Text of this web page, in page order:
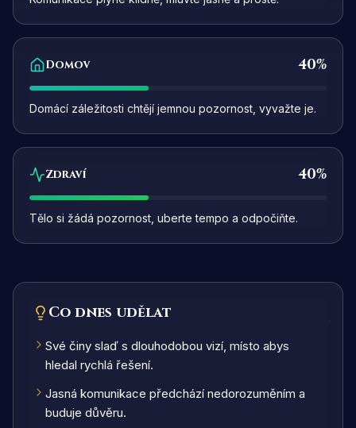
Domov 40%
Domácí záležitosti chtějí jemnou pozornost, vyvažte je.
Zdraví 40%
Tělo si žádá pozornost, uberte tempo a odpočiňte.
Co dnes udělat
Své činy slaď s dlouhodobou vizí, místo abys
hledal rychlá řešení.
Jasná komunikace předchází nedorozuměním a
buduje důvěru.